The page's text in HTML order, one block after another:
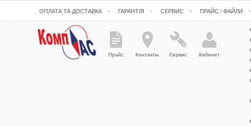
ОПЛАТА ТА ДОСТАВКА ГАРАНТІЯ СЕРВИС ПРАЙС / ФАЙЛИ
Прайс Контакты Сервис Кабинет